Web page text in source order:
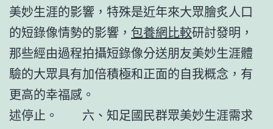
美妙生涯的影響，特殊是近年來大眾膾炙人口
的短錄像情勢的影響， 包養網比較研討發明，
那些經由過程拍攝短錄像分送朋友美妙生涯體
驗的大眾具有加倍積極和正面的自我概念，有
更高的幸福感。
述停止。 六、知足國民群眾美妙生涯需求